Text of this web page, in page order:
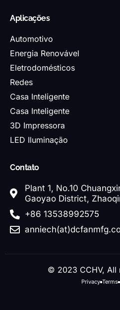
Aplicações
Automotivo
Energia Renovável
Eletrodomésticos
Redes
Casa Inteligente
Casa Inteligente
3D Impressora
LED Iluminação
Contato
Plant 1, No.10
Gaoyao District,
+86 13538992575
© 2023 CCHV, All
Privacy Terms